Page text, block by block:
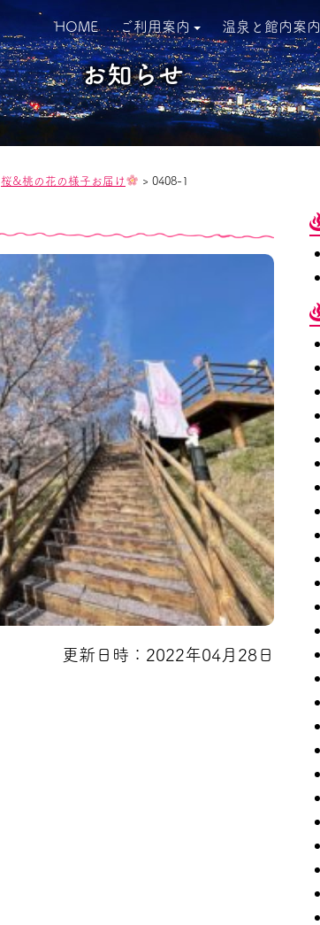
HOME ご利用案内 温泉と館内案内
お知らせ
桜&桃の花の様子お届け > 0408-1
更新日時：2022年04月28日